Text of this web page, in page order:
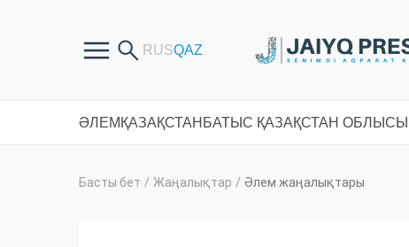
ӘЛЕМ ҚАЗАҚСТАН БАТЫС ҚАЗАҚСТАН ОБЛЫСЫ
Басты бет / Жаңалықтар / Әлем жаңалықтары